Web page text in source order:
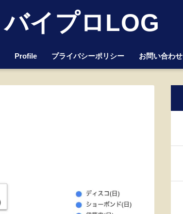
バイプロLOG
Profile プライバシーポリシー お問い合わせ